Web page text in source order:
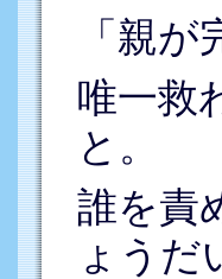
「親
唯一救
と。
誰を責
ょうだ